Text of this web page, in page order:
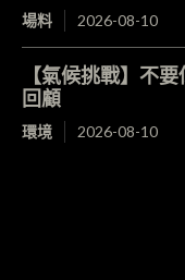
場料 2026-08-10
【氣候挑戰】不
回顧
環境 2026-08-10